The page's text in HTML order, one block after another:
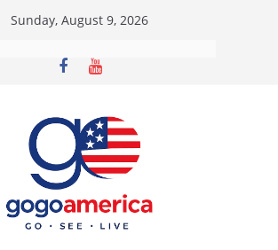
Sunday, August 9, 2026